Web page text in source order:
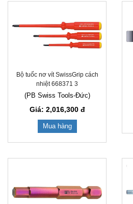
Bộ tuốc nơ vít SwissGrip cách
nhiệt 668371 3
(PB Swiss Tools-Đức)
Giá: 2,016,300đ
Mua hàng